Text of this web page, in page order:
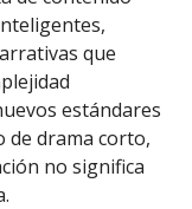
que
estándares
de drama corto,
no significa